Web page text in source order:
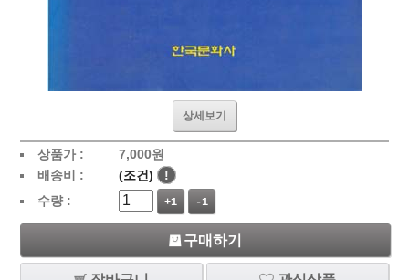
상세보기
상품가 : 7,000원
배송비 :
(조건)
!
수량 :
+1 -1
구매하기